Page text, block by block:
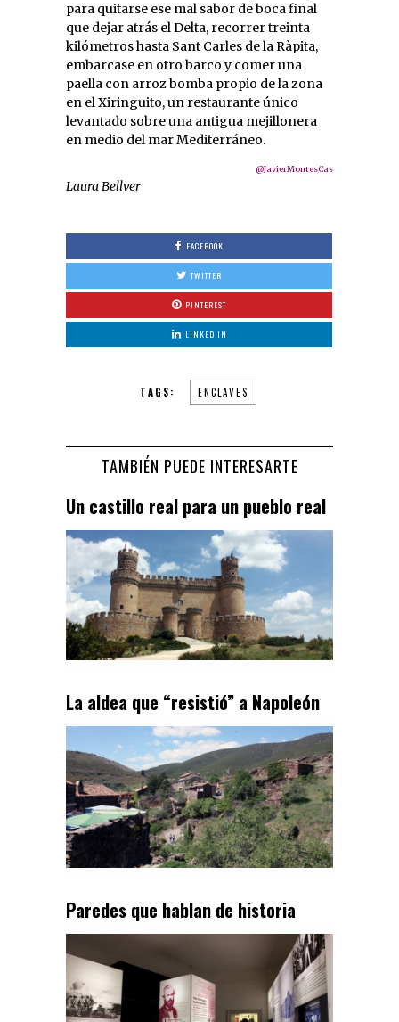
para quitarse ese mal sabor de boca final
que dejar atrás el Delta, recorrer treinta
kilómetros hasta Sant Carles de la Ràpita,
embarcase en otro barco y comer una
paella con arroz bomba propio de la zona
en el Xiringuito, un restaurante único
levantado sobre una antigua mejillonera
en medio del mar Mediterráneo.
@JavierMontesCas
Laura Bellver
FACEBOOK
TWITTER
PINTEREST
LINKED IN
TAGS: ENCLAVES
TAMBIÉN PUEDE INTERESARTE
Un castillo real para un pueblo real
La aldea que “resistió” a Napoleón
Paredes que hablan de historia